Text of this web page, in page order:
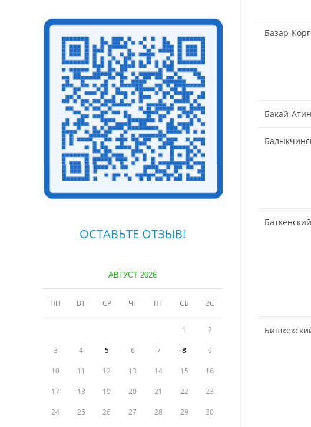
Базар-
Бакай-
Баткенский
ОСТАВЬТЕ ОТЗЫВ!
АВГУСТ 2026
ПН ВТ СР ЧТ ПТ СБ ВС
1 2
3 4 5 6 7 8 9
10 11 12 13 14 15 16
17 18 19 20 21 22 23
24 25 26 27 28 29 30